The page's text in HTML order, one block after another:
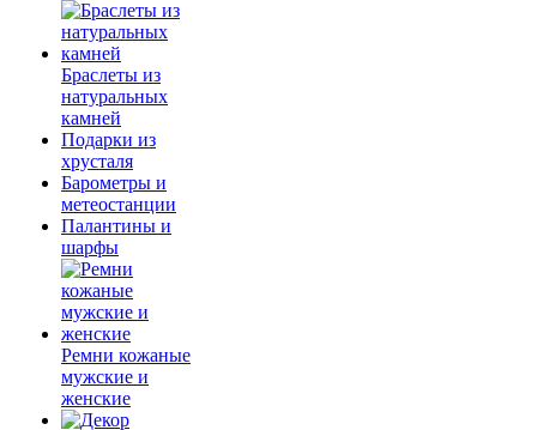
Браслеты из
натуральных
камней
Подарки из
хрусталя
Барометры и
метеостанции
Палантины и
шарфы
Ремни кожаные
мужские и
женские